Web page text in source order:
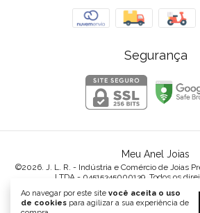
Ao navegar por este site você aceita o uso
de cookies para agilizar a sua experiência de
Segurança
Meu Anel Joias
©2026. J. L. R. - Indústria e Comércio de Joias
LTDA - 04515345000139. Todos os